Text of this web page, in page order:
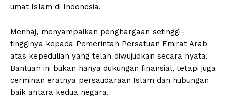
umat Islam di Indonesia.
Menhaj, menyampaikan penghargaan setinggi-
tingginya kepada Pemerintah Persatuan Emirat Arab
atas kepedulian yang telah diwujudkan secara nyata.
Bantuan ini bukan hanya dukungan finansial, tetapi juga
cerminan eratnya persaudaraan Islam dan hubungan
baik antara kedua negara.